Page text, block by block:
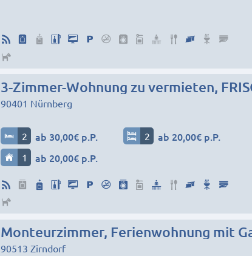
3-Zimmer-Wohnung zu vermieten,
90401 Nürnberg
2 ab 30,00€ p.P. 2 ab 20,00€ p.P.
1 ab 20,00€ p.P.
90513 Zirndorf